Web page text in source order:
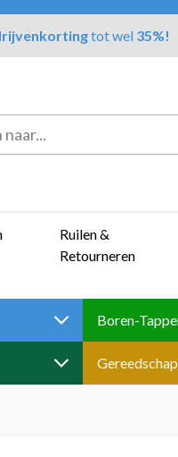
tot wel 35%!
Ruilen &
Retourneren
Gereedschap